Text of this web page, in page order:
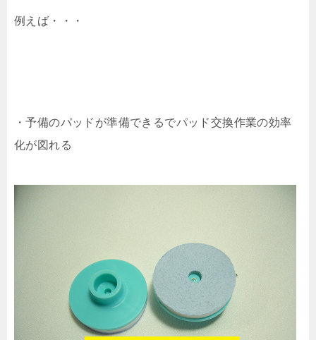
例えば・・・
・予備のパッドが準備できるでパッド交換作業の効率
化が図れる